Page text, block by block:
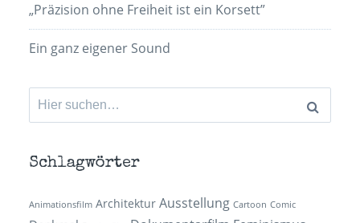
„Präzision ohne Freiheit ist ein Korsett”
Ein ganz eigener Sound
Suchen
nach:
Schlagwörter
Animationsfilm Architektur Ausstellung Cartoon Comic